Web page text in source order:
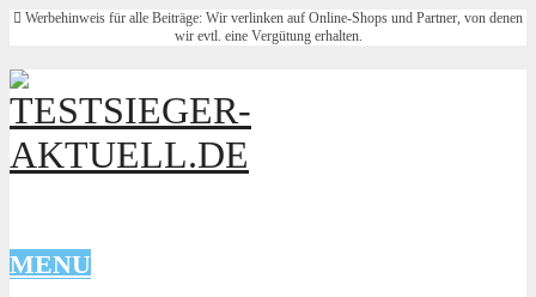
Werbehinweis für alle Beiträge: Wir verlinken auf Online-Shops und Partner, von denen
wir evtl. eine Vergütung erhalten.
MENU